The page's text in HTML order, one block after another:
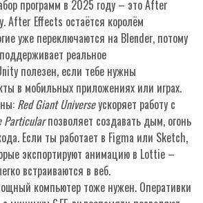
программ в 2025 году – это After
After Effects остаётся королём
уже переключаются на Blender, потому
реальное
полезен, если тебе нужны
в мобильных приложениях или играх.
Red Giant Universeускоряет работу с
Particularпозволяет создавать дым, огонь
Если ты работает в Figma или Sketch,
экспортируют анимацию в Lottie –
встраиваются в веб.
компьютер тоже нужен. Оперативки